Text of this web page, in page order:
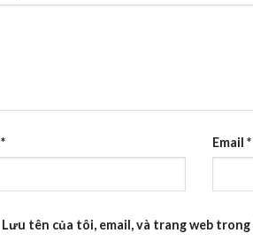
* Email *
Lưu tên của tôi, email, và trang web